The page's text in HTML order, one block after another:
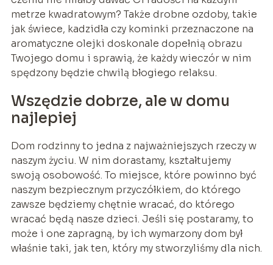
metrze kwadratowym? Także drobne ozdoby, takie
jak świece, kadzidła czy kominki przeznaczone na
aromatyczne olejki doskonale dopełnią obrazu
Twojego domu i sprawią, że każdy wieczór w nim
spędzony będzie chwilą błogiego relaksu.
Wszędzie dobrze, ale w domu
najlepiej
Dom rodzinny to jedna z najważniejszych rzeczy w
naszym życiu. W nim dorastamy, kształtujemy
swoją osobowość. To miejsce, które powinno być
naszym bezpiecznym przyczółkiem, do którego
zawsze będziemy chętnie wracać, do którego
wracać będą nasze dzieci. Jeśli się postaramy, to
może i one zapragną, by ich wymarzony dom był
właśnie taki, jak ten, który my stworzyliśmy dla nich.